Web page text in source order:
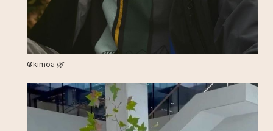
@kimoa 🌿